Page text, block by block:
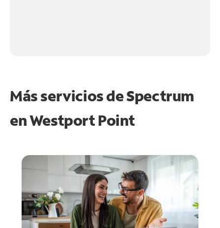
Más servicios de Spectrum
enWestport Point